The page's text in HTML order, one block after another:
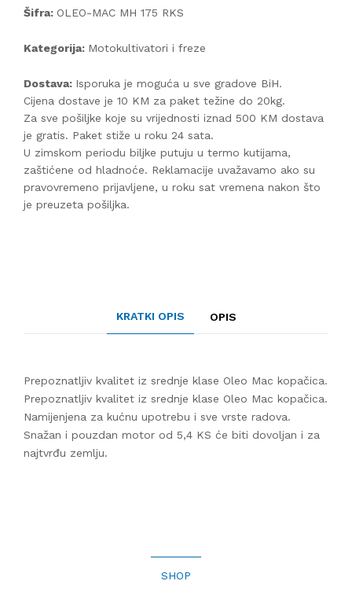
Šifra: OLEO-MAC MH 175 RKS
Kategorija: Motokultivatori i freze
Dostava: Isporuka je moguća u sve gradove BiH.
Cijena dostave je 10 KM za paket težine do 20kg.
Za sve pošiljke koje su vrijednosti iznad 500 KM dostava
je gratis. Paket stiže u roku 24 sata.
U zimskom periodu biljke putuju u termo kutijama,
zaštićene od hladnoće. Reklamacije uvažavamo ako su
pravovremeno prijavljene, u roku sat vremena nakon što
je preuzeta pošiljka.
KRATKI OPIS OPIS
Prepoznatljiv kvalitet iz srednje klase Oleo Mac kopačica.
Prepoznatljiv kvalitet iz srednje klase Oleo Mac kopačica.
Namijenjena za kućnu upotrebu i sve vrste radova.
Snažan i pouzdan motor od 5,4 KS će biti dovoljan i za
najtvrđu zemlju.
SHOP